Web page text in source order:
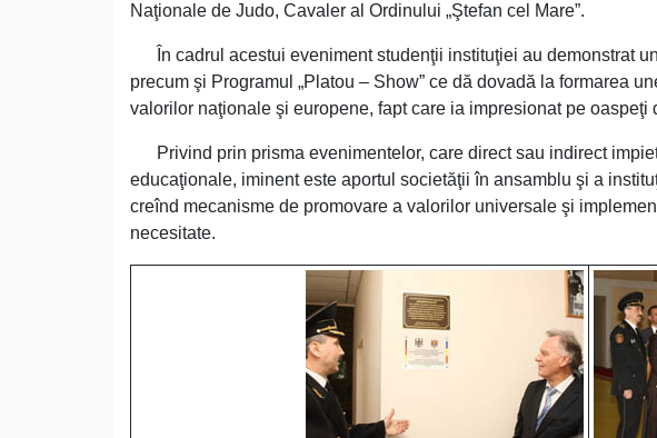
Naţionale de Judo, Cavaler al Ordinului „Ştefan cel Mare”.
În cadrul acestui eveniment studenţii instituţiei au demonstrat
precum şi Programul „Platou – Show” ce dă dovadă la formarea
valorilor naţionale şi europene, fapt care ia impresionat pe oaspeţi
Privind prin prisma evenimentelor, care direct sau indirect
educaţionale, iminent este aportul societăţii în ansamblu şi a
creînd mecanisme de promovare a valorilor universale şi
necesitate.